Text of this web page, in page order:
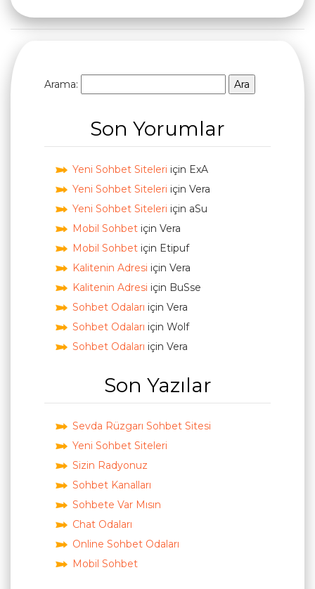
Arama:
Son Yorumlar
Yeni Sohbet Siteleri için ExA
Yeni Sohbet Siteleri için Vera
Yeni Sohbet Siteleri için aSu
Mobil Sohbet için Vera
Mobil Sohbet için Etipuf
Kalitenin Adresi için Vera
Kalitenin Adresi için BuSse
Sohbet Odaları için Vera
Sohbet Odaları için Wolf
Sohbet Odaları için Vera
Son Yazılar
Sevda Rüzgarı Sohbet Sitesi
Yeni Sohbet Siteleri
Sizin Radyonuz
Sohbet Kanalları
Sohbete Var Mısın
Chat Odaları
Online Sohbet Odaları
Mobil Sohbet